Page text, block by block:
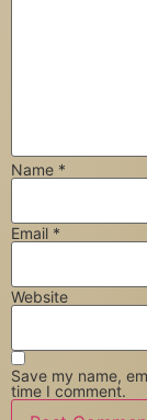
Name *
Email *
Website
Save my name,
time I comment.